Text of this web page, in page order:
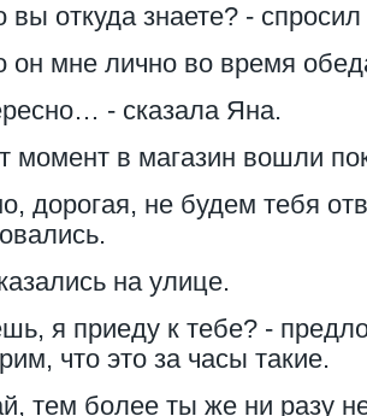
вы откуда знаете? - спросил
он мне лично во время
- сказала Яна.
момент в магазин вошли
дорогая, не будем тебя
на улице.
я приеду к тебе? -
что это за часы такие.
тем более ты же ни разу